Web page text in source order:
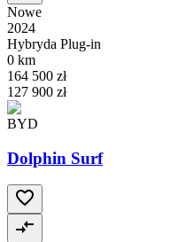
Nowe
2024
Hybryda Plug-in
0 km
164 500 zł
127 900 zł
BYD
Dolphin Surf